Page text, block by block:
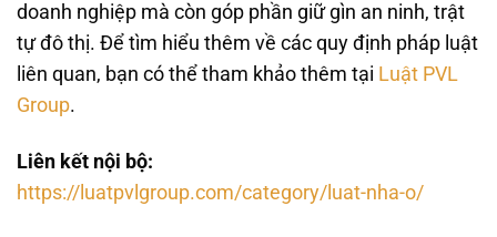
doanh nghiệp mà còn góp phần giữ gìn an ninh, trật
tự đô thị. Để tìm hiểu thêm về các quy định pháp luật
liên quan, bạn có thể tham khảo thêm tại Luật PVL
Group.
Liên kết nội bộ:
https://luatpvlgroup.com/category/luat-nha-o/